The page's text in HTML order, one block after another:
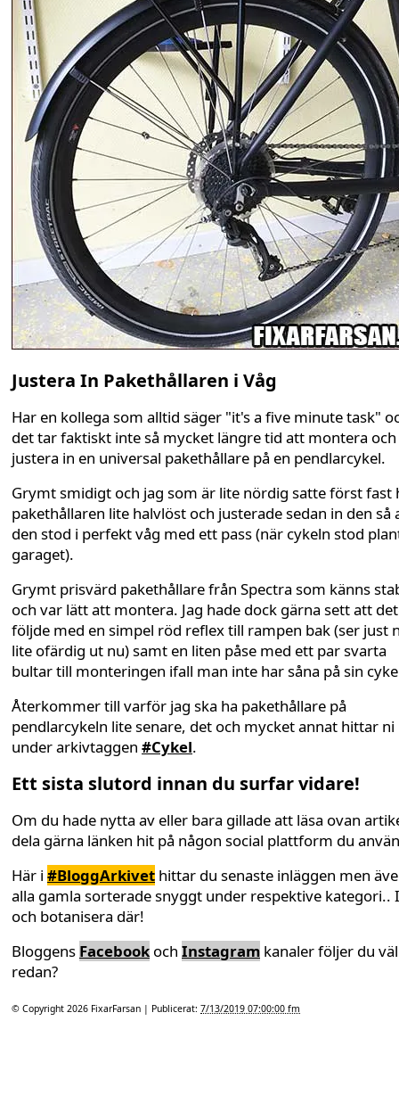
Justera In Pakethållaren i Våg
Har en kollega som alltid säger "it's a five minute task"
det tar faktiskt inte så mycket längre tid att montera och
justera in en universal pakethållare på en pendlarcykel.
Grymt smidigt och jag som är lite nördig satte först fast
pakethållaren lite halvlöst och justerade sedan in den så
den stod i perfekt våg med ett pass (när cykeln stod
garaget).
Grymt prisvärd pakethållare från Spectra som känns
och var lätt att montera. Jag hade dock gärna sett att det
följde med en simpel röd reflex till rampen bak (ser just
lite ofärdig ut nu) samt en liten påse med ett par svarta
bultar till monteringen ifall man inte har såna på sin
Återkommer till varför jag ska ha pakethållare på
pendlarcykeln lite senare, det och mycket annat hittar ni
under arkivtaggen #Cykel.
Ett sista slutord innan du surfar vidare!
Om du hade nytta av eller bara gillade att läsa ovan
dela gärna länken hit på någon social plattform du
Här i #BloggArkivet hittar du senaste inläggen men
alla gamla sorterade snyggt under respektive kategori..
och botanisera där!
Bloggens Facebookoch Instagram kanaler följer du väl
redan?
© Copyright 2026 FixarFarsan | Publicerat: 7/13/2019 07:00:00 fm